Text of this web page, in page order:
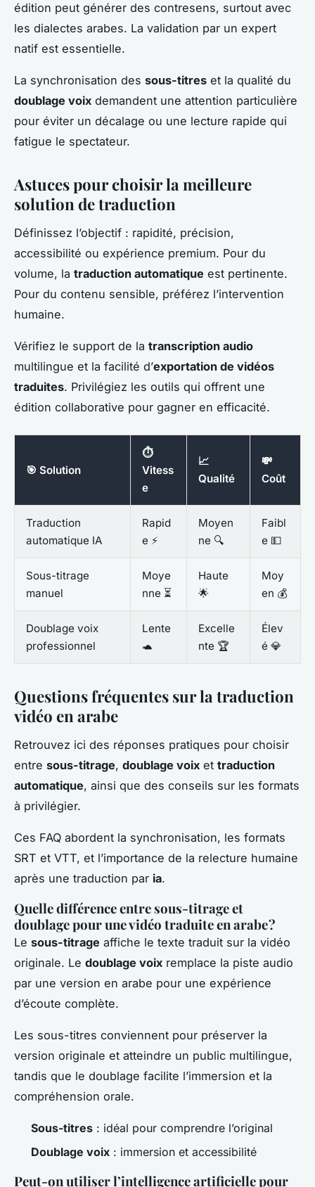
édition peut générer des contresens, surtout avec
les dialectes arabes. La validation par un expert
natif est essentielle.
La synchronisation des sous-titres et la qualité du
doublage voix demandent une attention particulière
pour éviter un décalage ou une lecture rapide qui
fatigue le spectateur.
Astuces pour choisir la meilleure
solution de traduction
Définissez l’objectif : rapidité, précision,
accessibilité ou expérience premium. Pour du
volume, la traduction automatique est pertinente.
Pour du contenu sensible, préférez l’intervention
humaine.
Vérifiez le support de la transcription audio
multilingue et la facilité d’exportation de vidéos
traduites. Privilégiez les outils qui offrent une
édition collaborative pour gagner en efficacité.
🎯 Solution
⏱️
Vitess
e
📈
Qualité
💸
Coût
Traduction
automatique IA
Rapid
e ⚡
Moyen
ne 🔍
Faibl
e 💵
Sous-titrage
manuel
Moye
nne ⏳
Haute
🌟
Moy
en 💰
Doublage voix
professionnel
Lente
🐢
Excelle
nte 🏆
Élev
é 💎
Questions fréquentes sur la traduction
vidéo en arabe
Retrouvez ici des réponses pratiques pour choisir
entre sous-titrage, doublage voix et traduction
automatique, ainsi que des conseils sur les formats
à privilégier.
Ces FAQ abordent la synchronisation, les formats
SRT et VTT, et l’importance de la relecture humaine
après une traduction par ia.
Quelle différence entre sous-titrage et
doublage pour une vidéo traduite en arabe ?
Le sous-titrage affiche le texte traduit sur la vidéo
originale. Le doublage voix remplace la piste audio
par une version en arabe pour une expérience
d’écoute complète.
Les sous-titres conviennent pour préserver la
version originale et atteindre un public multilingue,
tandis que le doublage facilite l’immersion et la
compréhension orale.
Sous-titres : idéal pour comprendre l’original
Doublage voix : immersion et accessibilité
Peut-on utiliser l’intelligence artificielle pour